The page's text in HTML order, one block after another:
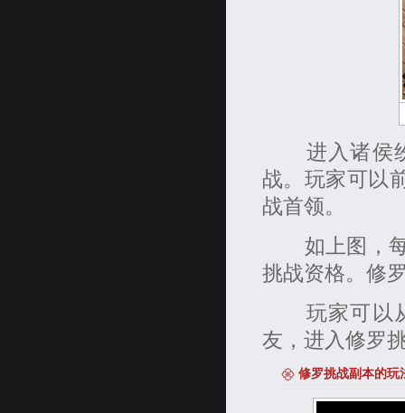
进入诸侯纷
战。玩家可以
战首领。
如上图，每
挑战资格。修
玩家可以从
友，进入修罗
修罗挑战副本的玩